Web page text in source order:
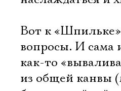
Вот к
вопросы. И сама
как-то
из общей канвы